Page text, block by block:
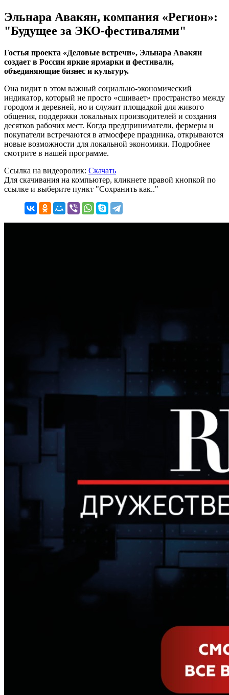
Эльнара Авакян, компания «Регион»:
"Будущее за ЭКО-фестивалями"
Гостья проекта «Деловые встречи», Эльнара Авакян
создает в России яркие ярмарки и фестивали,
объединяющие бизнес и культуру.
Она видит в этом важный социально-экономический
индикатор, который не просто «сшивает» пространство между
городом и деревней, но и служит площадкой для живого
общения, поддержки локальных производителей и создания
десятков рабочих мест. Когда предприниматели, фермеры и
покупатели встречаются в атмосфере праздника, открываются
новые возможности для локальной экономики. Подробнее
смотрите в нашей программе.
Ссылка на видеоролик: Скачать
Для скачивания на компьютер, кликнете правой кнопкой по
ссылке и выберите пункт "Сохранить как.."